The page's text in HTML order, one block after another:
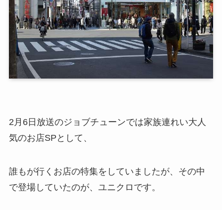
2月6日放送のジョブチューンでは家族連れい大人
気のお店SPとして、
誰もが行くお店の特集をしていましたが、その中
で登場していたのが、ユニクロです。